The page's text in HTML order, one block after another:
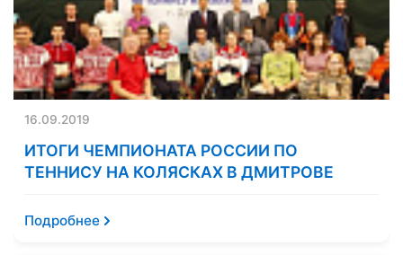
16.09.2019
ИТОГИ ЧЕМПИОНАТА РОССИИ ПО
ТЕННИСУ НА КОЛЯСКАХ В ДМИТРОВЕ
Подробнее